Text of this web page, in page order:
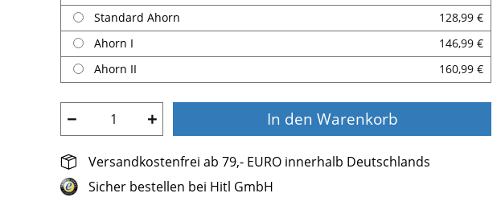
Standard Ahorn
128,99 €
Ahorn I
146,99 €
Ahorn II
160,99 €
− + In den Warenkorb
Versandkostenfrei ab 79,- EURO innerhalb Deutschlands
Sicher bestellen bei Hitl GmbH